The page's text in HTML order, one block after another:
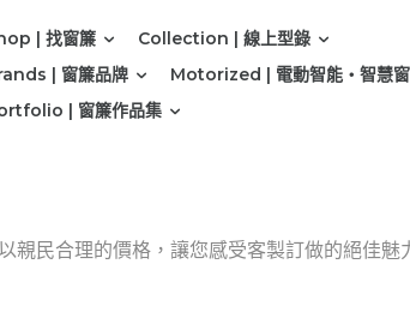
| 找窗簾
Collection | 線上型錄
| 窗簾品牌
Motorized | 電動智能‧智慧
| 窗簾作品集
民合理的價格，讓您感受客製訂做的絕佳魅